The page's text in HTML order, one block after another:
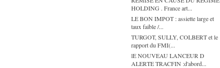
HOLDING . France art...
LE BON IMPOT : assiette large et
taux faible /...
TURGOT, SULLY, COLBERT et le
rapport du FMI(...
lE NOUVEAU LANCEUR D
ALERTE TRACFIN :d'abord...